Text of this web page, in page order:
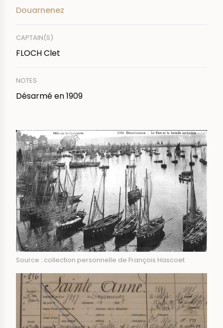
Douarnenez
CAPTAIN(S)
FLOCH Clet
NOTES
Désarmé en 1909
IMAGE
Source : collection personnelle de François Hascoet